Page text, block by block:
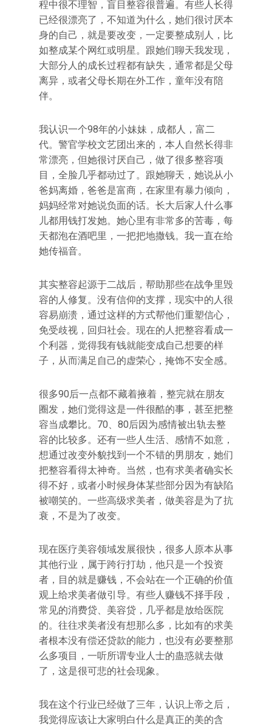
程中很不理智，盲目整容很普遍。有些人长得
已经很漂亮了，不知道为什么，她们很讨厌本
身的自己，就是要改变，一定要整成别人，比
如整成某个网红或明星。跟她们聊天我发现，
大部分人的成长过程都有缺失，通常都是父母
离异，或者父母长期在外工作，童年没有陪
伴。
我认识一个98年的小妹妹，成都人，富二
代。警官学校文艺团出来的，本人自然长得非
常漂亮，但她很讨厌自己，做了很多整容项
目，全脸几乎都动过了。跟她聊天，她说从小
爸妈离婚，爸爸是富商，在家里有暴力倾向，
妈妈经常对她说负面的话。长大后家人什么事
儿都用钱打发她。她心里有非常多的苦毒，每
天都泡在酒吧里，一把把地撒钱。我一直在给
她传福音。
其实整容起源于二战后，帮助那些在战争里毁
容的人修复。没有信仰的支撑，现实中的人很
容易崩溃，通过这样的方式帮他们重塑信心，
免受歧视，回归社会。现在的人把整容看成一
个利器，觉得我有钱就能变成自己想要的样
子，从而满足自己的虚荣心，掩饰不安全感。
很多90后一点都不藏着掖着，整完就在朋友
圈发，她们觉得这是一件很酷的事，甚至把整
容当成攀比。70、80后因为感情被出轨去整
容的比较多。还有一些人生活、感情不如意，
想通过改变外貌找到一个不错的男朋友，她们
把整容看得太神奇。当然，也有求美者确实长
得不好，或者小时候身体某些部分因为有缺陷
被嘲笑的。一些高级求美者，做美容是为了抗
衰，不是为了改变。
现在医疗美容领域发展很快，很多人原本从事
其他行业，属于跨行打劫，他只是一个投资
者，目的就是赚钱，不会站在一个正确的价值
观上给求美者做引导。有些人赚钱不择手段，
常见的消费贷、美容贷，几乎都是放给医院
的。往往求美者没有想那么多，比如有的求美
者根本没有偿还贷款的能力，也没有必要整那
么多项目，一听所谓专业人士的蛊惑就去做
了，这是很可悲的社会现象。
我在这个行业已经做了三年，认识上帝之后，
我觉得应该让大家明白什么是真正的美的含